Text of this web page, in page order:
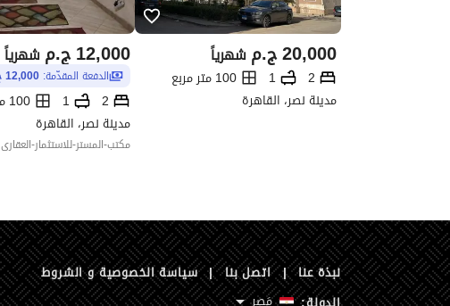
ج.م20,000 شهرياً
2
1
100 متر مربع
مدينة نصر، القاهرة
ج.م12,000 شهرياً
الدفعة المقدّمة:12,000 ج.م
2
1
100 متر مربع
مدينة نصر، القاهرة
مكتب-المستر-للاستثمار-العقارى
نبذة عنا | اتصل بنا | سياسة الخصوصية و الشروط